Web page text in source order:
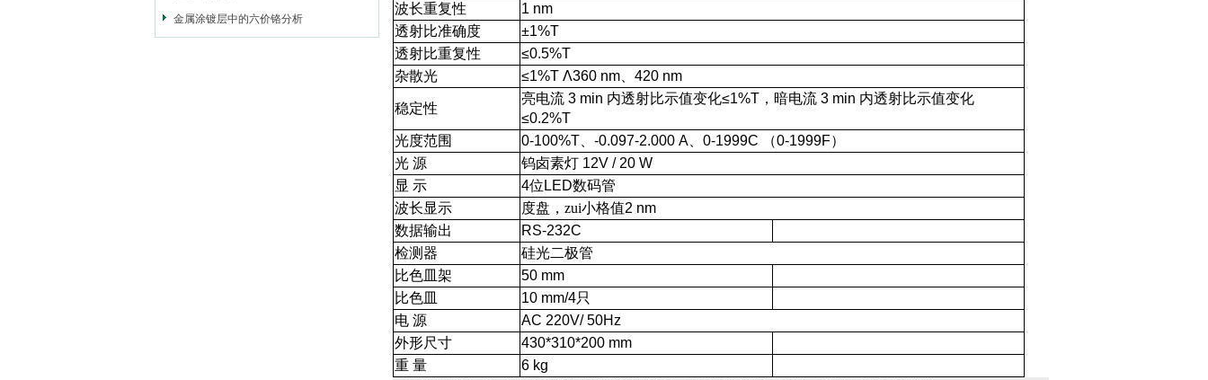
金属涂镀层中的六价铬分析
波长重复性
1 nm
透射比准确度
±1%T
透射比重复性
≤0.5%T
杂散光
≤1%T Λ360 nm 420 nm
稳定性
亮电流 3 min 内透射比示值变化≤1%T ，暗电流 3 min 内透射比示值变化
≤0.2%T
光度范围
0-100%T -0.097-2.000 A
0-1999C （0-1999F）
光 源 钨卤素灯 12V / 20 W
显 示 4位 LED数码管
波长显示
度盘，zui小格值2 nm
数据输出
RS-232C
检测器
硅光二极管
比色皿架
50 mm
比色皿
10 mm/4只
电 源
AC 220V/ 50Hz
外形尺寸
430*310*200 mm
重 量 6 kg